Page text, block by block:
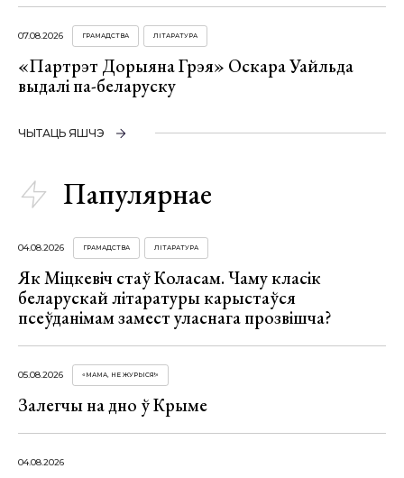
07.08.2026 ГРАМАДСТВА ЛІТАРАТУРА
«Партрэт Дорыяна Грэя» Оскара Уайльда
выдалі па-беларуску
ЧЫТАЦЬ ЯШЧЭ
Папулярнае
04.08.2026 ГРАМАДСТВА ЛІТАРАТУРА
Як Міцкевіч стаў Коласам. Чаму класік
беларускай літаратуры карыстаўся
псеўданімам замест уласнага прозвішча?
05.08.2026 «МАМА, НЕ ЖУРЫСЯ!»
Залегчы на дно ў Крыме
04.08.2026